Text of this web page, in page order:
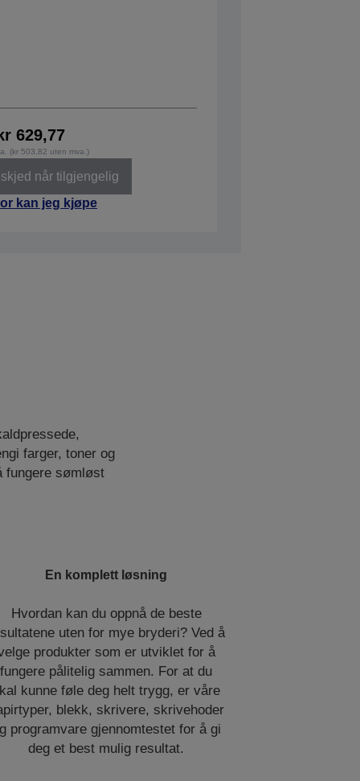
629,77
(kr 503,82 uten mva.)
når tilgjengelig
kan jeg kjøpe
farger, toner og
fungere sømløst
En komplett løsning
Hvordan kan du oppnå de beste
uten for mye bryderi? Ved å
produkter som er utviklet for å
fungere pålitelig sammen. For at du
kunne føle deg helt trygg, er våre
blekk, skrivere, skrivehoder
programvare gjennomtestet for å gi
deg et best mulig resultat.